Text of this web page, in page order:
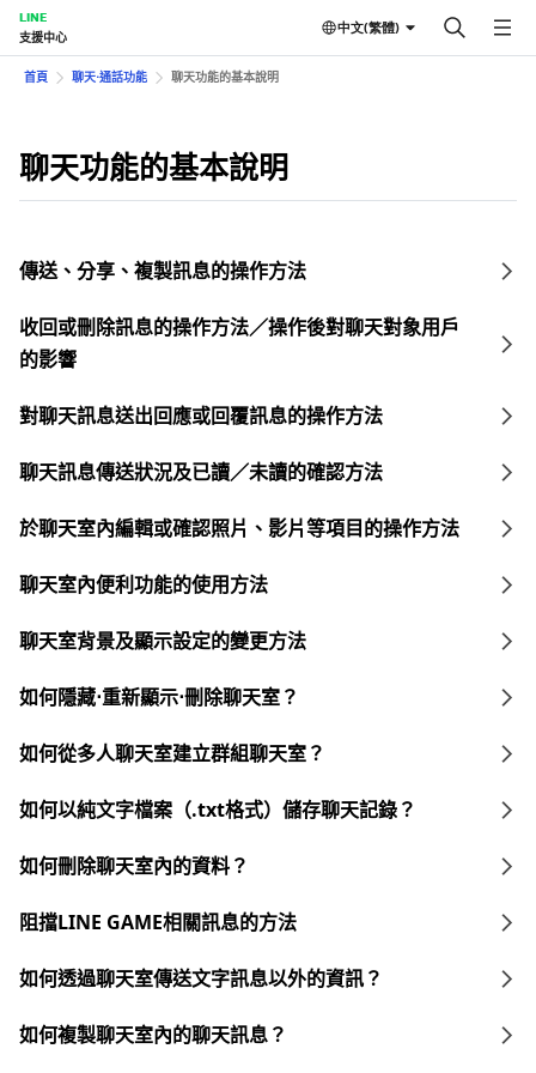
LINE
支援中心
中文(繁體)
首頁 聊天⋅通話功能 聊天功能的基本說明
聊天功能的基本說明
傳送、分享、複製訊息的操作方法
收回或刪除訊息的操作方法／操作後對聊天對象用戶
的影響
對聊天訊息送出回應或回覆訊息的操作方法
聊天訊息傳送狀況及已讀／未讀的確認方法
於聊天室內編輯或確認照片、影片等項目的操作方法
聊天室內便利功能的使用方法
聊天室背景及顯示設定的變更方法
如何隱藏⋅重新顯示⋅刪除聊天室？
如何從多人聊天室建立群組聊天室？
如何以純文字檔案（.txt格式）儲存聊天記錄？
如何刪除聊天室內的資料？
阻擋LINE GAME相關訊息的方法
如何透過聊天室傳送文字訊息以外的資訊？
如何複製聊天室內的聊天訊息？